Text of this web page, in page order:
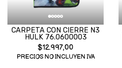
CARPETA CON CIERRE N3
HULK 76.0600003
$12.997,00
PRECIOS NO INCLUYEN IVA